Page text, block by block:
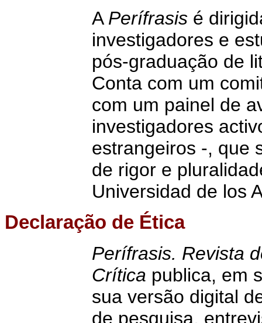
A Perífrasis é
investigadores e
pós-graduação de
Conta com um
com um painel de
investigadores
estrangeiros -, que
de rigor e
Universidad de los
Declaração de Ética
Perífrasis. Revista
Crítica publica, em
sua versão digital
de pesquisa,